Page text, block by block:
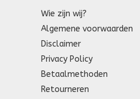
Wie zijn wij?
Algemene voorwaarden
Disclaimer
Privacy Policy
Betaalmethoden
Retourneren